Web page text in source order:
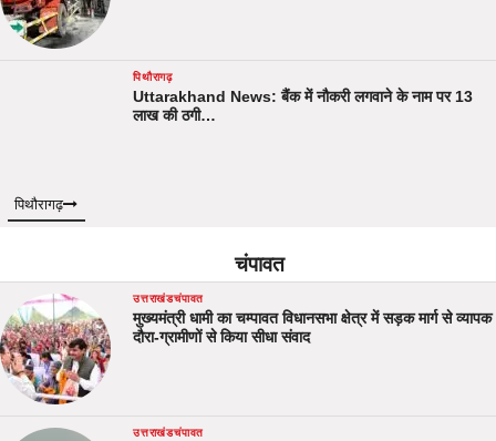
पिथौरागढ़
Uttarakhand News: बैंक में नौकरी लगवाने के नाम पर 13
लाख की ठगी…
पिथौरागढ़
चंपावत
उत्तराखंडचंपावत
मुख्यमंत्री धामी का चम्पावत विधानसभा क्षेत्र में सड़क मार्ग से व्यापक
दौरा-ग्रामीणों से किया सीधा संवाद
उत्तराखंडचंपावत